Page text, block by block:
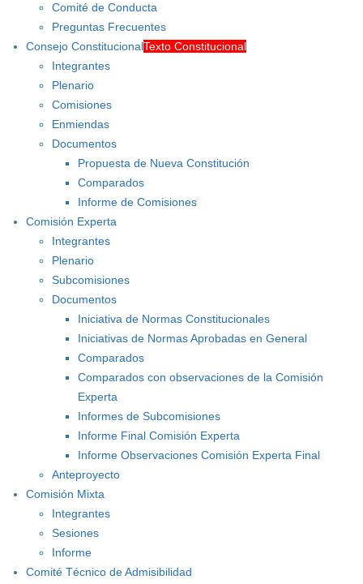
Comité de Conducta
Preguntas Frecuentes
Consejo ConstitucionalTexto Constitucional
Integrantes
Plenario
Comisiones
Enmiendas
Documentos
Propuesta de Nueva Constitución
Comparados
Informe de Comisiones
Comisión Experta
Integrantes
Plenario
Subcomisiones
Documentos
Iniciativa de Normas Constitucionales
Iniciativas de Normas Aprobadas en General
Comparados
Comparados con observaciones de la Comisión
Experta
Informes de Subcomisiones
Informe Final Comisión Experta
Informe Observaciones Comisión Experta Final
Anteproyecto
Comisión Mixta
Integrantes
Sesiones
Informe
Comité Técnico de Admisibilidad